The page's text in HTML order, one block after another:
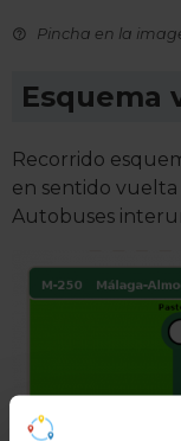
Pincha en la
Esquema
Recorrido
en sentido vuelta
Autobuses